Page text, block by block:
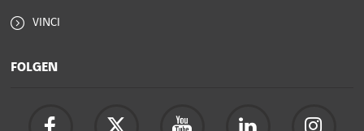
VINCI
FOLGEN